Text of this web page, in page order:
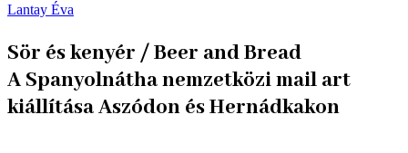
Lantay Éva
Sör és kenyér / Beer and Bread
A Spanyolnátha nemzetközi mail art
kiállítása Aszódon és Hernádkakon